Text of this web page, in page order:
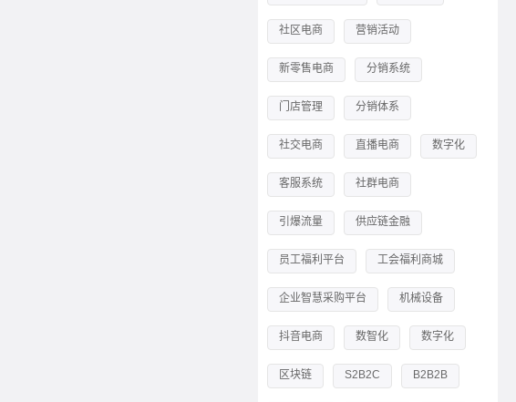
社区电商 营销活动
新零售电商 分销系统
门店管理 分销体系
社交电商 直播电商 数字化
客服系统 社群电商
引爆流量 供应链金融
员工福利平台 工会福利商城
企业智慧采购平台 机械设备
抖音电商 数智化 数字化
区块链 S2B2C B2B2B